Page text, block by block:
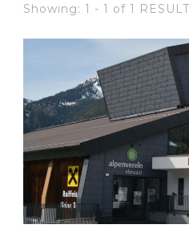
Showing: 1 - 1 of 1